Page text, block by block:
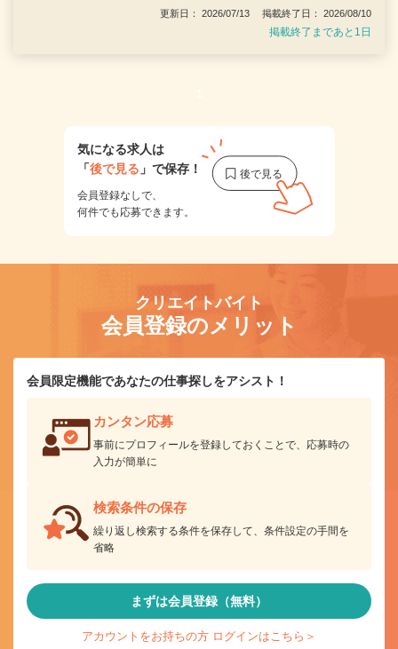
更新日： 2026/07/13 掲載終了日： 2026/08/10
掲載終了まであと1日
1
気になる求人は
「後で見る 」で保存！
会員登録なしで、
何件でも応募できます。
クリエイトバイト
会員登録のメリット
会員限定機能であなたの仕事探しをアシスト！
カンタン応募
事前にプロフィールを登録しておくことで、応募時の
入力が簡単に
検索条件の保存
繰り返し検索する条件を保存して、条件設定の手間を
省略
まずは会員登録（無料）
アカウントをお持ちの方 ログインはこちら＞